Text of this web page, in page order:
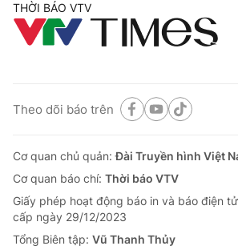
THỜI BÁO VTV
Theo dõi báo trên
Cơ quan chủ quản:Đài Truyền hình Việt
Cơ quan báo chí: Thời báo VTV
Giấy phép hoạt động báo in và báo điện
cấp ngày 29/12/2023
Tổng Biên tập: Vũ Thanh Thủy